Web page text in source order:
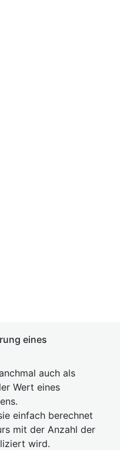
eines
auch als
Wert eines
einfach berechnet
mit der Anzahl der
wird.